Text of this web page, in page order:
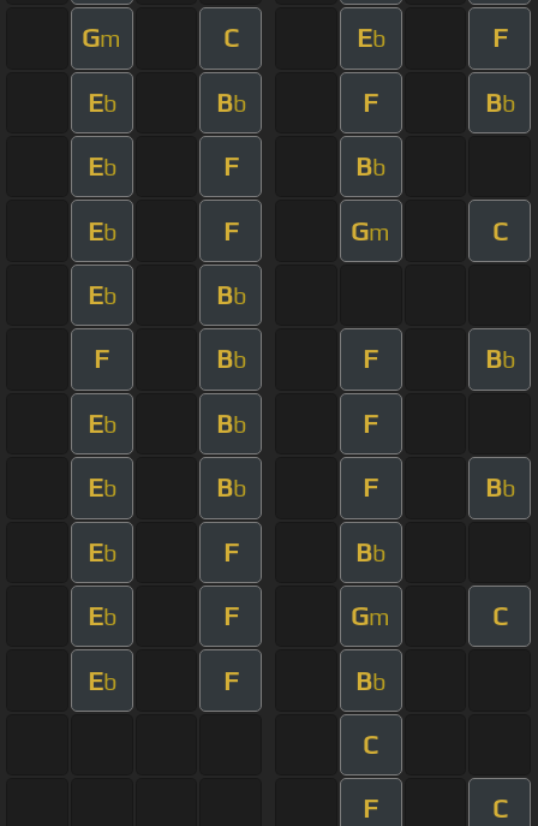
Gm C Eb F
Eb Bb F Bb
Eb F Bb
Eb F Gm C
Eb Bb
F Bb F Bb
Eb Bb F
Eb Bb F Bb
Eb F Bb
Eb F Gm C
Eb F Bb
C
F C